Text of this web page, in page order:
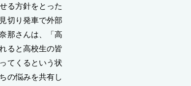
る方針をとった
切り発車で外部
那さんは、「高
ると高校生の皆
てくるという状
の悩みを共有し